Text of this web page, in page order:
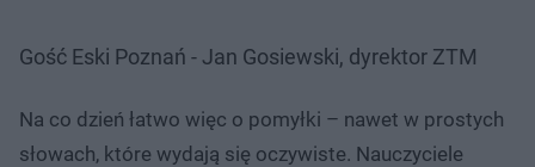
Gość Eski Poznań - Jan Gosiewski, dyrektor ZTM
Na co dzień łatwo więc o pomyłki – nawet w prostych
słowach, które wydają się oczywiste. Nauczyciele